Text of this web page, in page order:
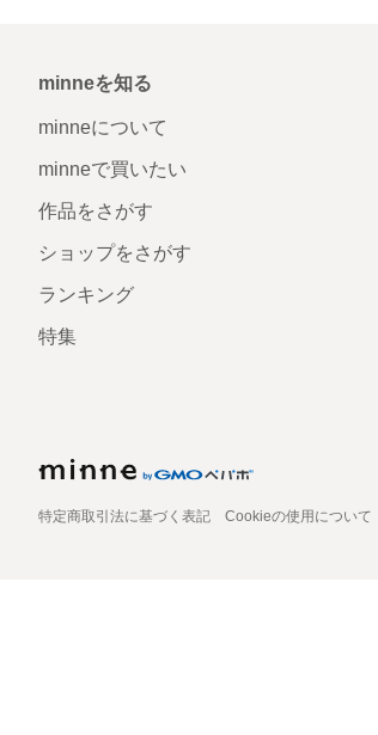
minneを知る
minneについて
minneで買いたい
作品をさがす
ショップをさがす
ランキング
特集
特定商取引法に基づく表記 Cookieの使用について